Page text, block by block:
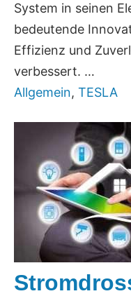
System in seinen
bedeutende
Effizienz und
verbessert. …
Allgemein, TESLA